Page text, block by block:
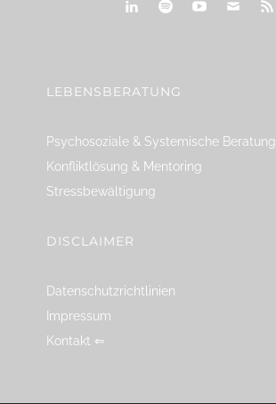
LEBENSBERATUNG
Psychosoziale & Systemische Beratung
Konfliktlösung & Mentoring
Stressbewältigung
DISCLAIMER
Datenschutzrichtlinien
Impressum
Kontakt ⇐